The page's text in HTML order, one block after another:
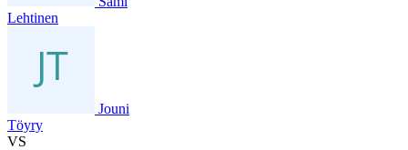
Lehtinen
Jouni
Töyry
VS